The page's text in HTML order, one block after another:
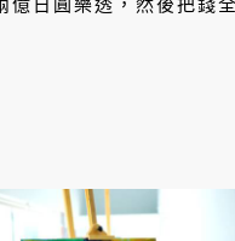
億日圓樂透，然後把錢